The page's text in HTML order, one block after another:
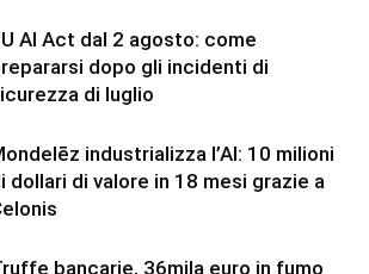
AI Act dal 2 agosto: come
dopo gli incidenti di
di luglio
industrializza l’AI: 10 milioni
dollari di valore in 18 mesi grazie a
bancarie, 36mila euro in fumo